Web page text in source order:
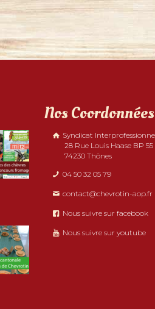
Nos Coordonnées
Syndicat
28 Rue Louis Haase BP 55
74230 Thônes
04 50 32 05 79
contact@chevrotin-aop.fr
Nous suivre sur facebook
Nous suivre sur youtube